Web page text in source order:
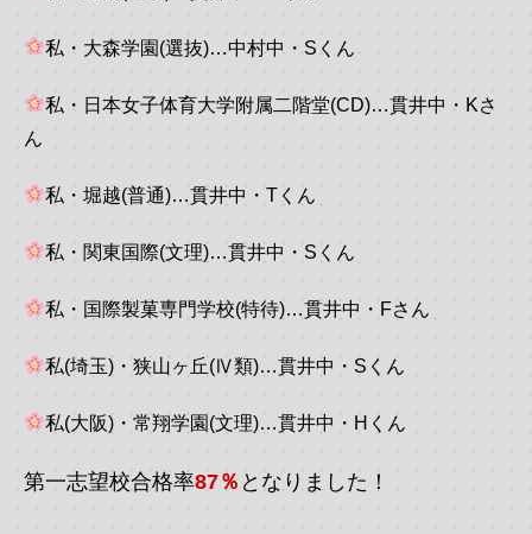
私・大森学園(選抜)…中村中・Sくん
私・日本女子体育大学附属二階堂(CD)…貫井中・Kさ
ん
私・堀越(普通)…貫井中・Tくん
私・関東国際(文理)…貫井中・Sくん
私・国際製菓専門学校(特待)…貫井中・Fさん
私(埼玉)・狭山ヶ丘(Ⅳ類)…貫井中・Sくん
私(大阪)・常翔学園(文理)…貫井中・Hくん
第一志望校合格率87％ となりました！